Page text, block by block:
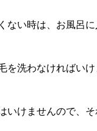
ない時は、お風呂
洗わなければいけ
けませんので、